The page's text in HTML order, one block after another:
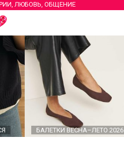
ЛЮБОВЬ, ОБЩЕНИЕ
БАЛЕТКИ ВЕСНА–ЛЕТО 2026